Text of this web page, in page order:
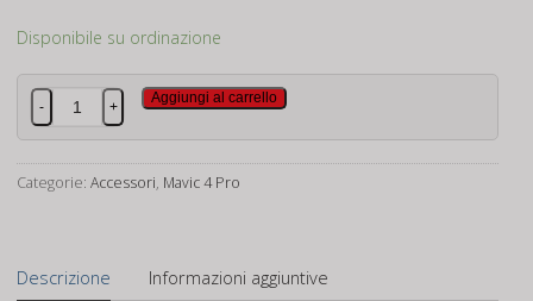
Disponibile su ordinazione
Paracolpi
per
DJI
quantità
- +
Aggiungi al carrello
Categorie: Accessori, Mavic 4 Pro
Descrizione Informazioni aggiuntive